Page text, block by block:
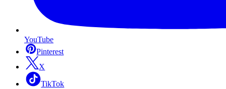
YouTube
Pinterest
X
TikTok